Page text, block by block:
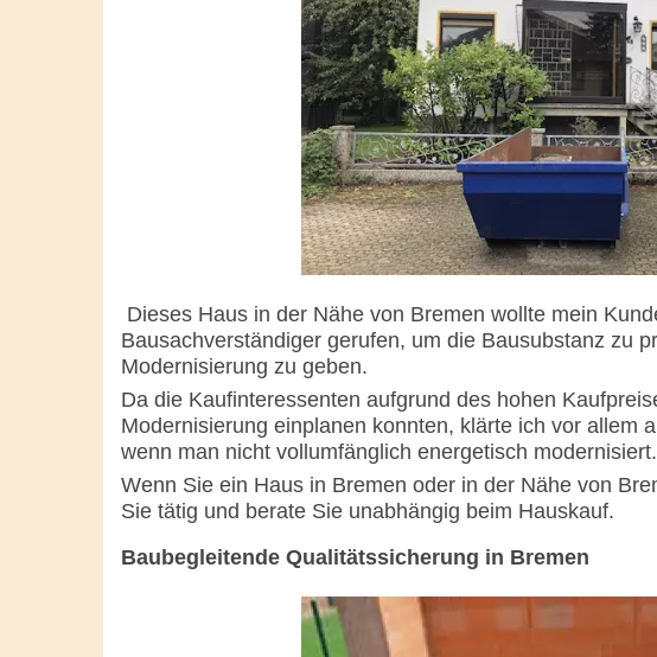
Dieses Haus in der Nähe von Bremen wollte mein
Bausachverständiger gerufen, um die Bausubstanz zu
Modernisierung zu geben.
Da die Kaufinteressenten aufgrund des hohen
Modernisierung einplanen konnten, klärte ich vor allem
wenn man nicht vollumfänglich energetisch modernisiert.
Wenn Sie ein Haus in Bremen oder in der Nähe von
Sie tätig und berate Sie unabhängig beim Hauskauf.
Baubegleitende Qualitätssicherung in Bremen